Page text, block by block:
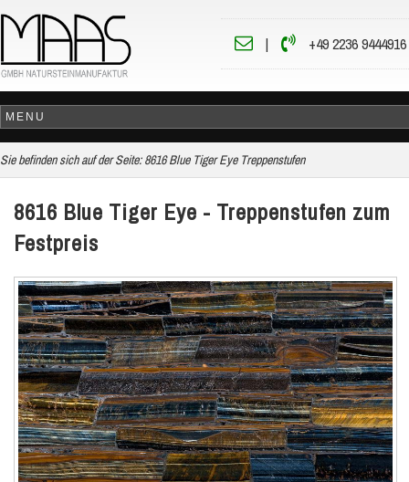
| +49 2236 9444916
Sie befinden sich auf der Seite: 8616 Blue Tiger Eye Treppenstufen
8616 Blue Tiger Eye - Treppenstufen zum
Festpreis